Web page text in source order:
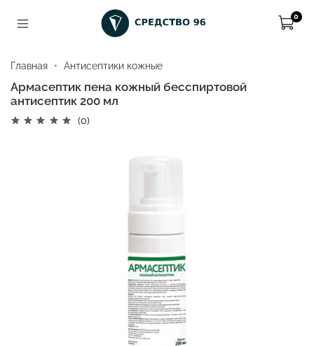
0
Главная Антисептики кожные
Армасептик пена кожный бесспиртовой
антисептик 200 мл
(0)